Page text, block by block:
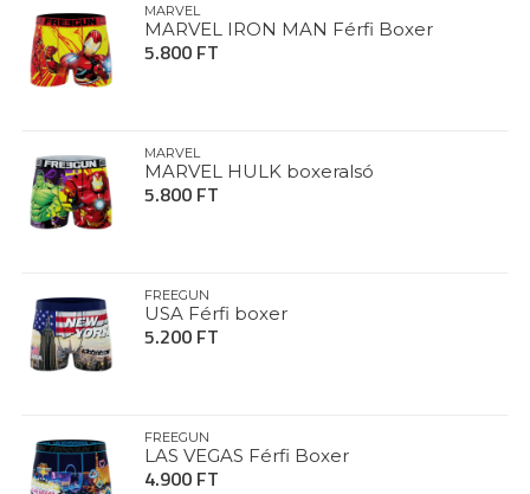
MARVEL
MARVEL IRON MAN Férfi Boxer
5.800 FT
MARVEL
MARVEL HULK boxeralsó
5.800 FT
FREEGUN
USA Férfi boxer
5.200 FT
FREEGUN
LAS VEGAS Férfi Boxer
4.900 FT